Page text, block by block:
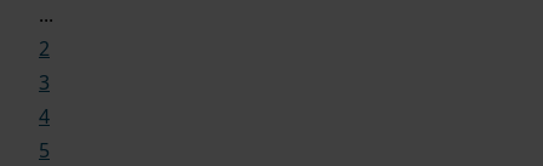
...
2
3
4
5